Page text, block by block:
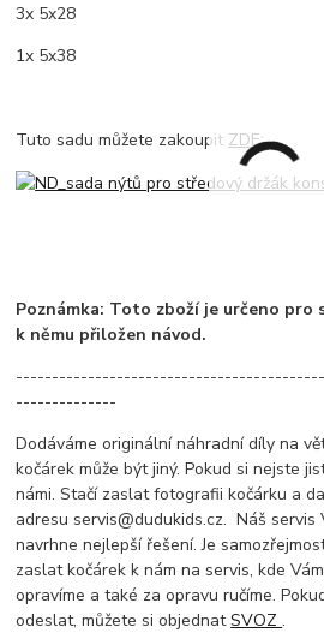
3x 5x28
1x 5x38
Tuto sadu můžete zakoupit ZDE:
Poznámka: Toto zboží je určeno pro
k němu přiložen návod.
--------------
Dodáváme originální náhradní díly na
kočárek může být jiný. Pokud si nejste
námi. Stačí zaslat fotografii kočárku a
adresu servis@dudukids.cz. Náš servis
navrhne nejlepší řešení. Je
zaslat kočárek k nám na servis, kde
opravíme a také za opravu ručíme.
odeslat, můžete si objednatSVOZ.